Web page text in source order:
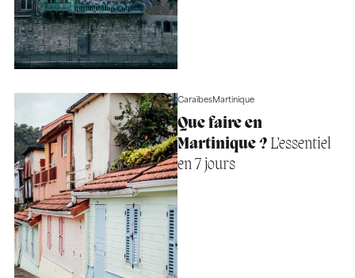
CaraïbesMartinique
Que faire en
Martinique ?L’essentiel
en 7 jours